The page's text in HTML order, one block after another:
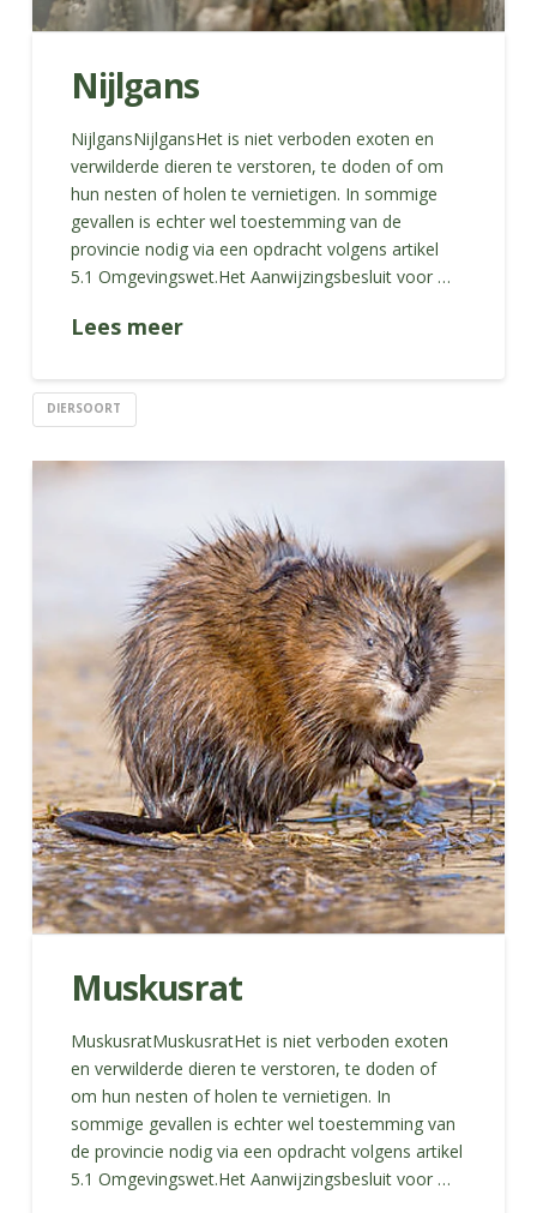
Nijlgans
NijlgansNijlgansHet is niet verboden exoten en
verwilderde dieren te verstoren, te doden of om
hun nesten of holen te vernietigen. In sommige
gevallen is echter wel toestemming van de
provincie nodig via een opdracht volgens artikel
5.1 Omgevingswet.Het Aanwijzingsbesluit voor …
Lees meer
DIERSOORT
Muskusrat
MuskusratMuskusratHet is niet verboden exoten
en verwilderde dieren te verstoren, te doden of
om hun nesten of holen te vernietigen. In
sommige gevallen is echter wel toestemming van
de provincie nodig via een opdracht volgens artikel
5.1 Omgevingswet.Het Aanwijzingsbesluit voor …